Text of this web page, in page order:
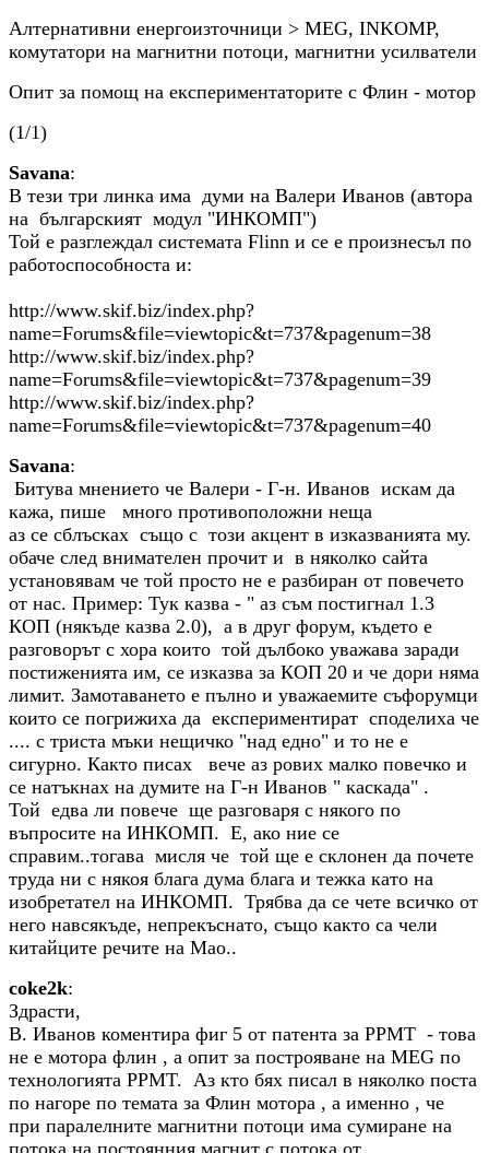
Алтернативни енергоизточници > MEG, INKOMP,
комутатори на магнитни потоци, магнитни усилватели
Опит за помощ на експериментаторите с Флин - мотор
(1/1)
Savana:
В тези три линка има думи на Валери Иванов (автора
на българският модул "ИНКОМП")
Той е разглеждал системата Flinn и се е произнесъл по
работоспособноста и:
http://www.skif.biz/index.php?
name=Forums&file=viewtopic&t=737&pagenum=38
http://www.skif.biz/index.php?
name=Forums&file=viewtopic&t=737&pagenum=39
http://www.skif.biz/index.php?
name=Forums&file=viewtopic&t=737&pagenum=40
Savana:
Битува мнението че Валери - Г-н. Иванов искам да
кажа, пише много противоположни неща
аз се сблъсках също с този акцент в изказванията му.
обаче след внимателен прочит и в няколко сайта
установявам че той просто не е разбиран от повечето
от нас. Пример: Тук казва - " аз съм постигнал 1.3
КОП (някъде казва 2.0), а в друг форум, където е
разговорът с хора които той дълбоко уважава заради
постиженията им, се изказва за КОП 20 и че дори няма
лимит. Замотаването е пълно и уважаемите съфорумци
които се погрижиха да експериментират споделиха че
.... с триста мъки нещичко "над едно" и то не е
сигурно. Както писах вече аз рових малко повечко и
се натъкнах на думите на Г-н Иванов " каскада" .
Той едва ли повече ще разговаря с някого по
въпросите на ИНКОМП. Е, ако ние се
справим..тогава мисля че той ще е склонен да почете
труда ни с някоя блага дума блага и тежка като на
изобретател на ИНКОМП. Трябва да се чете всичко от
него навсякъде, непрекъснато, също както са чели
китайците речите на Мао..
coke2k:
Здрасти,
В. Иванов коментира фиг 5 от патента за PPMT - това
не е мотора флин , а опит за построяване на МЕG по
технологията PPMT. Аз кто бях писал в няколко поста
по нагоре по темата за Флин мотора , а именно , че
при паралелните магнитни потоци има сумиране на
потока на постоянния магнит с потока от